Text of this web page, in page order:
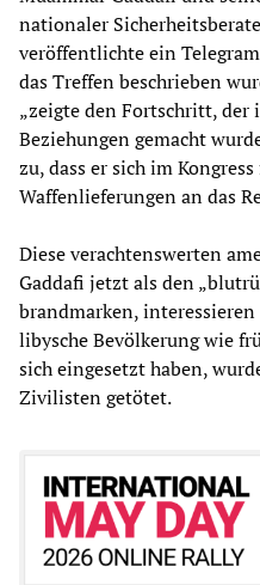
nationaler
veröffentlichte ein
das Treffen beschrieben
„zeigte den Fortschritt,
Beziehungen gemacht
zu, dass er sich im
Waffenlieferungen an das
Diese verachtenswerten
Gaddafi jetzt als den
brandmarken,
libysche Bevölkerung wie
sich eingesetzt haben,
Zivilisten getötet.